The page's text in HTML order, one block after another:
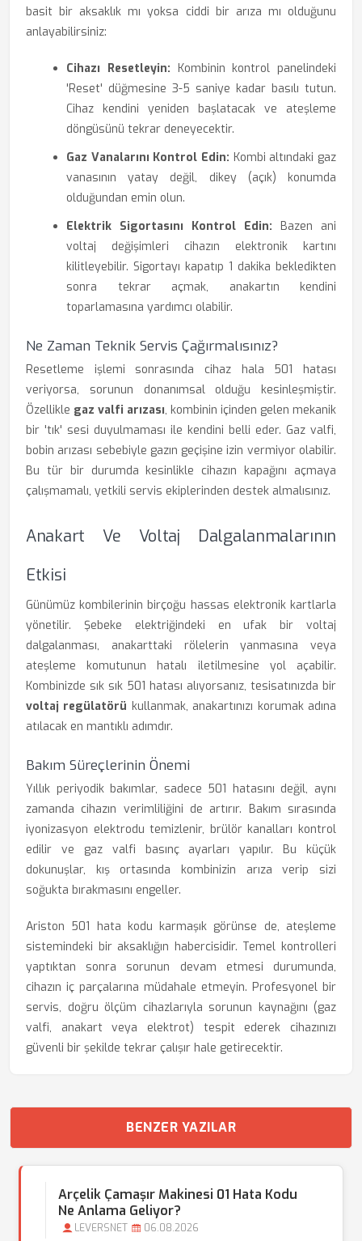
basit bir aksaklık mı yoksa ciddi bir arıza mı olduğunu
anlayabilirsiniz:
Cihazı Resetleyin: Kombinin kontrol panelindeki
'Reset' düğmesine 3-5 saniye kadar basılı tutun.
Cihaz kendini yeniden başlatacak ve ateşleme
döngüsünü tekrar deneyecektir.
Gaz Vanalarını Kontrol Edin: Kombi altındaki gaz
vanasının yatay değil, dikey (açık) konumda
olduğundan emin olun.
Elektrik Sigortasını Kontrol Edin: Bazen ani
voltaj değişimleri cihazın elektronik kartını
kilitleyebilir. Sigortayı kapatıp 1 dakika bekledikten
sonra tekrar açmak, anakartın kendini
toparlamasına yardımcı olabilir.
Ne Zaman Teknik Servis Çağırmalısınız?
Resetleme işlemi sonrasında cihaz hala 501 hatası
veriyorsa, sorunun donanımsal olduğu kesinleşmiştir.
Özellikle gaz valfi arızası, kombinin içinden gelen mekanik
bir 'tık' sesi duyulmaması ile kendini belli eder. Gaz valfi,
bobin arızası sebebiyle gazın geçişine izin vermiyor olabilir.
Bu tür bir durumda kesinlikle cihazın kapağını açmaya
çalışmamalı, yetkili servis ekiplerinden destek almalısınız.
Anakart Ve Voltaj Dalgalanmalarının
Etkisi
Günümüz kombilerinin birçoğu hassas elektronik kartlarla
yönetilir. Şebeke elektriğindeki en ufak bir voltaj
dalgalanması, anakarttaki rölelerin yanmasına veya
ateşleme komutunun hatalı iletilmesine yol açabilir.
Kombinizde sık sık 501 hatası alıyorsanız, tesisatınızda bir
voltaj regülatörü kullanmak, anakartınızı korumak adına
atılacak en mantıklı adımdır.
Bakım Süreçlerinin Önemi
Yıllık periyodik bakımlar, sadece 501 hatasını değil, aynı
zamanda cihazın verimliliğini de artırır. Bakım sırasında
iyonizasyon elektrodu temizlenir, brülör kanalları kontrol
edilir ve gaz valfi basınç ayarları yapılır. Bu küçük
dokunuşlar, kış ortasında kombinizin arıza verip sizi
soğukta bırakmasını engeller.
Ariston 501 hata kodu karmaşık görünse de, ateşleme
sistemindeki bir aksaklığın habercisidir. Temel kontrolleri
yaptıktan sonra sorunun devam etmesi durumunda,
cihazın iç parçalarına müdahale etmeyin. Profesyonel bir
servis, doğru ölçüm cihazlarıyla sorunun kaynağını (gaz
valfi, anakart veya elektrot) tespit ederek cihazınızı
güvenli bir şekilde tekrar çalışır hale getirecektir.
BENZER YAZILAR
Arçelik Çamaşır Makinesi 01 Hata Kodu
Ne Anlama Geliyor?
LEVERSNET 06.08.2026